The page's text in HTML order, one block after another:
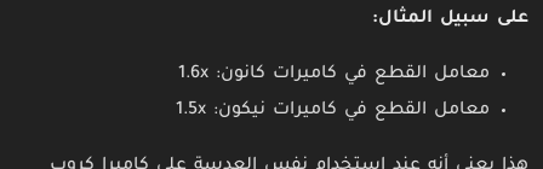
على سبيل المثال:
معامل القطع في كاميرات كانون: 1.6x
معامل القطع في كاميرات نيكون: 1.5x